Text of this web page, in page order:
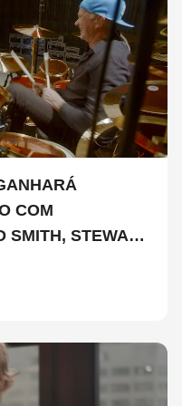
COM
SMITH, STEWART